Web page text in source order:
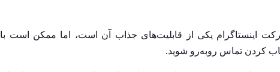
اینستاگرام یکی از قابلیت‌های جذاب آن است، اما ممکن است با
کردن تماس روبه‌رو شوید.